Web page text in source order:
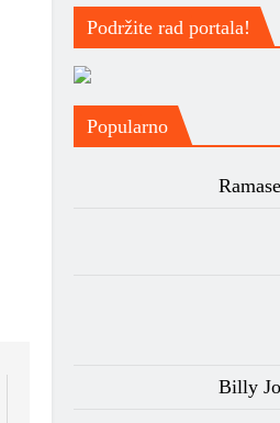
Podržite rad portala!
Popularno
Billy